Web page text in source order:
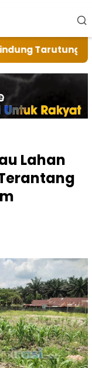
Ingatkan
Lahan